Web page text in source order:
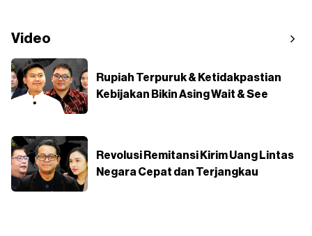
Video
Rupiah Terpuruk & Ketidakpastian
Kebijakan Bikin Asing Wait & See
Revolusi Remitansi Kirim Uang Lintas
Negara Cepat dan Terjangkau